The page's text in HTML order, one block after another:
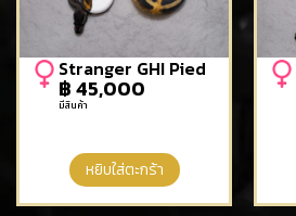
Stranger GHI Pied
฿45,000
มีสินค้า
หยิบใส่ตะกร้า